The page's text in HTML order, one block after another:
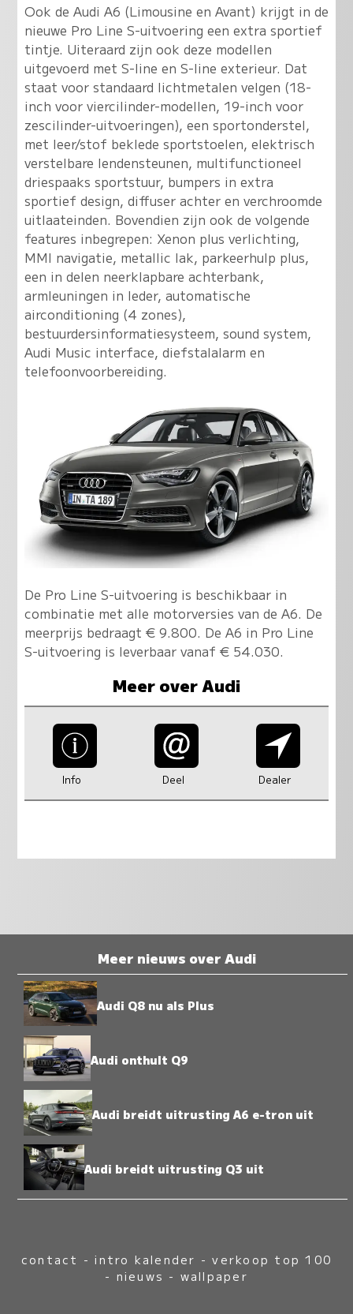
Ook de Audi A6 (Limousine en Avant) krijgt in de
nieuwe Pro Line S-uitvoering een extra sportief
tintje. Uiteraard zijn ook deze modellen
uitgevoerd met S-line en S-line exterieur. Dat
staat voor standaard lichtmetalen velgen (18-
inch voor viercilinder-modellen, 19-inch voor
zescilinder-uitvoeringen), een sportonderstel,
met leer/stof beklede sportstoelen, elektrisch
verstelbare lendensteunen, multifunctioneel
driespaaks sportstuur, bumpers in extra
sportief design, diffuser achter en verchroomde
uitlaateinden. Bovendien zijn ook de volgende
features inbegrepen: Xenon plus verlichting,
MMI navigatie, metallic lak, parkeerhulp plus,
een in delen neerklapbare achterbank,
armleuningen in leder, automatische
airconditioning (4 zones),
bestuurdersinformatiesysteem, sound system,
Audi Music interface, diefstalalarm en
telefoonvoorbereiding.
De Pro Line S-uitvoering is beschikbaar in
combinatie met alle motorversies van de A6. De
meerprijs bedraagt € 9.800. De A6 in Pro Line
S-uitvoering is leverbaar vanaf € 54.030.
Meer over Audi
Info Deel Dealer
Meer nieuws over Audi
Audi Q8 nu als Plus
Audi onthult Q9
Audi breidt uitrusting A6 e-tron uit
Audi breidt uitrusting Q3 uit
contact -intro kalender -verkoop top 100
- nieuws - wallpaper